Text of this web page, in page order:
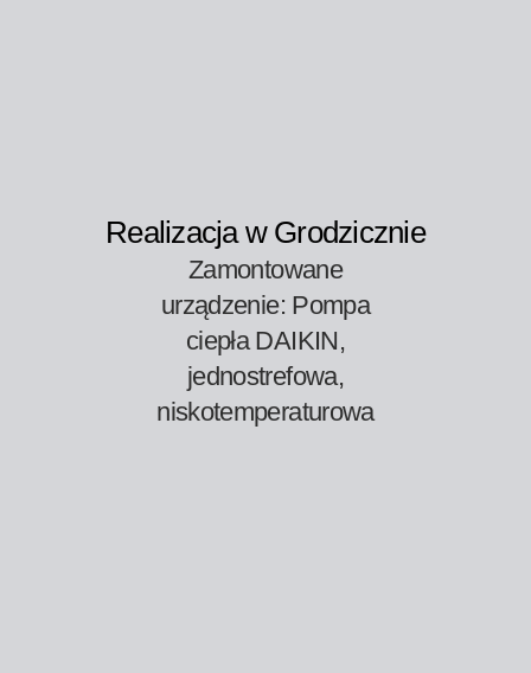
Realizacja w Grodzicznie
Zamontowane
urządzenie: Pompa
ciepła DAIKIN,
jednostrefowa,
niskotemperaturowa